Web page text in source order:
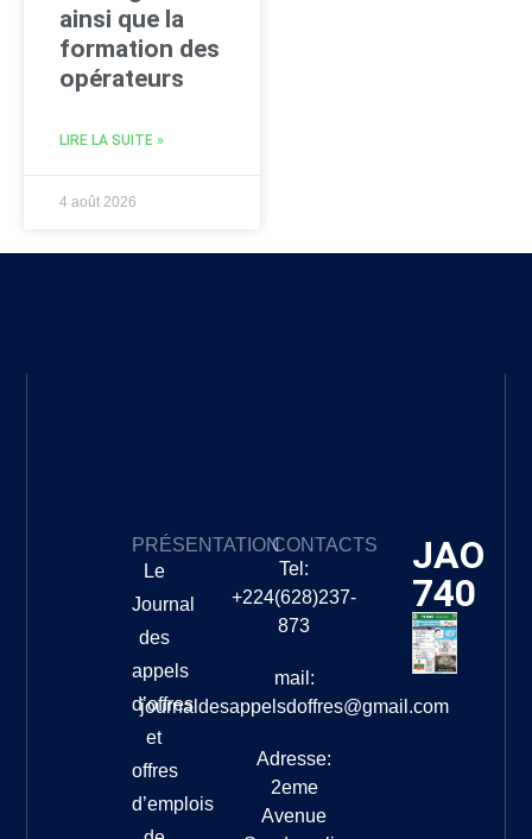
ainsi que la
formation des
opérateurs
LIRE LA SUITE »
4 août 2026
PRÉSENTATION
Le
Journal
des
appels
d’offres
et
offres
d’emplois
CONTACTS
Tel:
+224(628)237-
873
mail:
journaldesappelsdoffres@gmail.com
Adresse:
2eme
Avenue
JAO
740